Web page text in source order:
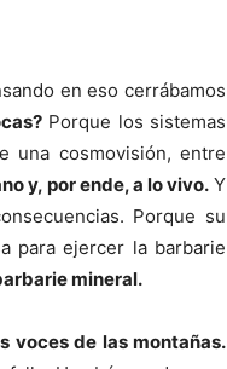
en eso cerrábamos
Porque los sistemas
una cosmovisión, entre
y, por ende, a lo vivo.Y
Porque su
para ejercer la barbarie
mineral.
voces de las montañas.